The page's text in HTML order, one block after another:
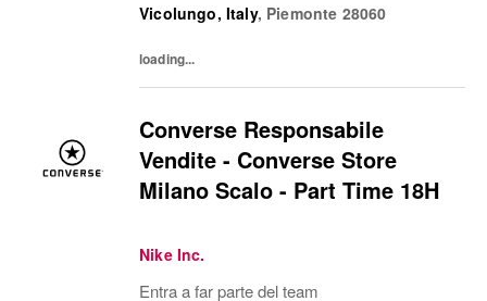
iscrive i confini del possibile. L'azienda è
Vicolungo, Italy, Piemonte 28060
loading...
Converse Responsabile
Vendite - Converse Store
Milano Scalo - Part Time 18H
Nike Inc.
Entra a far parte del team